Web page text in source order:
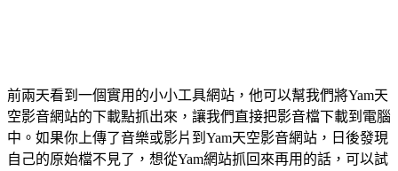
前兩天看到一個實用的小小工具網站，他可以幫我們將Yam天
空影音網站的下載點抓出來，讓我們直接把影音檔下載到電腦
中。如果你上傳了音樂或影片到Yam天空影音網站，日後發現
自己的原始檔不見了，想從Yam網站抓回來再用的話，可以試